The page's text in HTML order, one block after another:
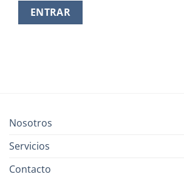
Nosotros
Servicios
Contacto